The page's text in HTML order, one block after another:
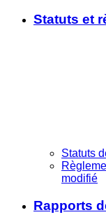
Statuts et
Statuts
modifié
Rapports